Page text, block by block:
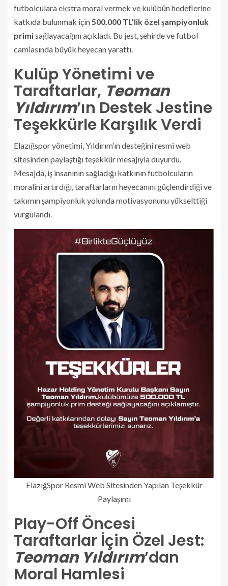
futbolculara ekstra moral vermek ve kulübün hedeflerine
katkıda bulunmak için500.000 TL’lik özel şampiyonluk
primisağlayacağını açıkladı. Bu jest, şehirde ve futbol
camiasında büyük heyecan yarattı.
Kulüp Yönetimi ve
Taraftarlar, Teoman
Yıldırım’ın Destek Jestine
Teşekkürle Karşılık Verdi
Elazığspor yönetimi, Yıldırım’ın desteğini resmi web
sitesinden paylaştığı teşekkür mesajıyla duyurdu.
Mesajda, iş insanının sağladığı katkının futbolcuların
moralini artırdığı, taraftarların heyecanını güçlendirdiği ve
takımın şampiyonluk yolunda motivasyonunu yükselttiği
vurgulandı.
ElazığSpor Resmi Web Sitesinden Yapılan Teşekkür
Paylaşımı
Play-Off Öncesi
Taraftarlar İçin Özel Jest:
Teoman Yıldırım’dan
Moral Hamlesi